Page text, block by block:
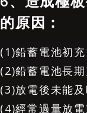
的原因：
(1)鉛蓄電池初
(2)鉛蓄電池長期
(3)放電後未能及
(4)經常過量放電